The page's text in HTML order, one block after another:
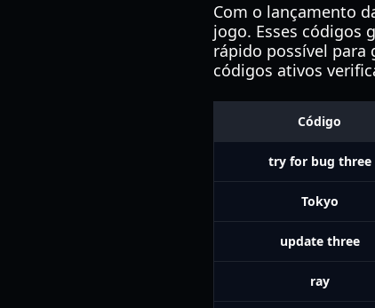
Com o lançamento
jogo. Esses códigos
rápido possível para
códigos ativos
Código
try for bug three
Tokyo
update three
ray